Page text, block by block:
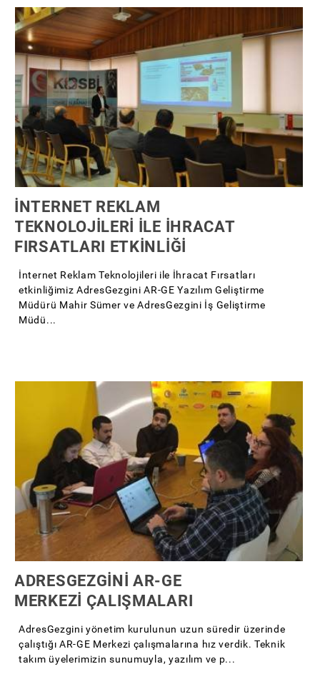
İNTERNET REKLAM
TEKNOLOJİLERİ İLE İHRACAT
FIRSATLARI ETKİNLİĞİ
İnternet Reklam Teknolojileri ile İhracat Fırsatları
etkinliğimiz AdresGezgini AR-GE Yazılım Geliştirme
Müdürü Mahir Sümer ve AdresGezgini İş Geliştirme
Müdü...
ADRESGEZGİNİ AR-GE
MERKEZİ ÇALIŞMALARI
AdresGezgini yönetim kurulunun uzun süredir üzerinde
çalıştığı AR-GE Merkezi çalışmalarına hız verdik. Teknik
takım üyelerimizin sunumuyla, yazılım ve p...